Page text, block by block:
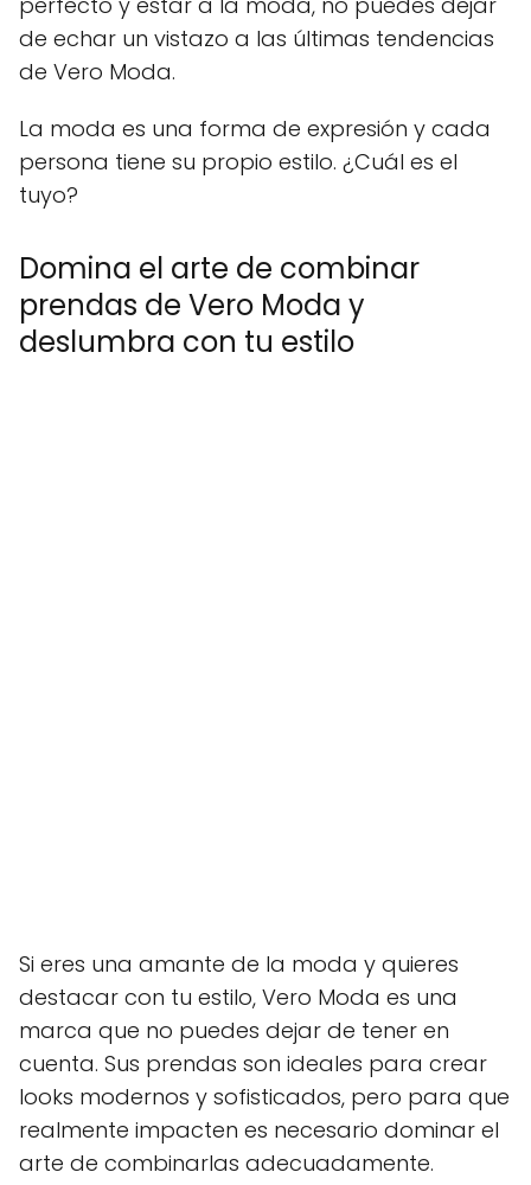
de echar un vistazo a las últimas tendencias
de Vero Moda.
La moda es una forma de expresión y cada
persona tiene su propio estilo. ¿Cuál es el
tuyo?
Domina el arte de combinar
prendas de Vero Moda y
deslumbra con tu estilo
Si eres una amante de la moda y quieres
destacar con tu estilo, Vero Moda es una
marca que no puedes dejar de tener en
cuenta. Sus prendas son ideales para crear
looks modernos y sofisticados, pero para que
realmente impacten es necesario dominar el
arte de combinarlas adecuadamente.